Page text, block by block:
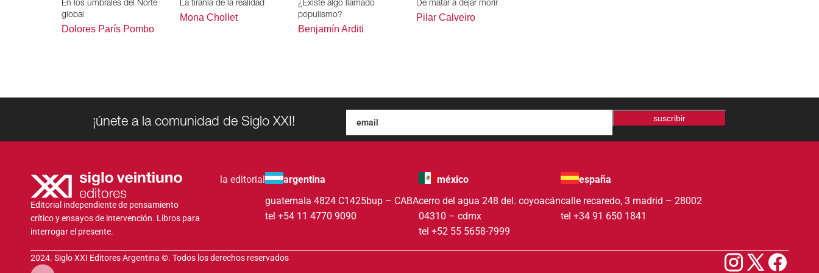
En los umbrales del Norte
global
Dolores París Pombo
La tiranía de la realidad
Mona Chollet
¿Existe algo llamado
populismo?
Benjamín Arditi
De matar a dejar morir
Pilar Calveiro
¡únete a la comunidad de Siglo XXI! suscribir
Editorial independiente de pensamiento
crítico y ensayos de intervención. Libros para
interrogar el presente.
la editorial
argentina
guatemala 4824 C1425bup – CABA
tel +54 11 4770 9090
méxico
cerro del agua 248 del. coyoacán
04310 – cdmx
tel +52 55 5658-7999
españa
calle recaredo, 3 madrid – 28002
tel +34 91 650 1841
2024. Siglo XXI Editores Argentina ©️. Todos los derechos reservados